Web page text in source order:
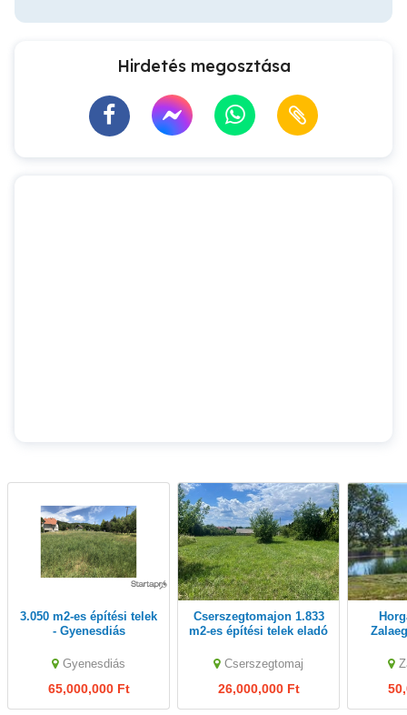
Hirdetés megosztása
3.050 m2-es építési telek
- Gyenesdiás
Gyenesdiás
65,000,000 Ft
Cserszegtomajon 1.833
m2-es építési telek eladó
Cserszegtomaj
26,000,000 Ft
Horgásztó eladó -